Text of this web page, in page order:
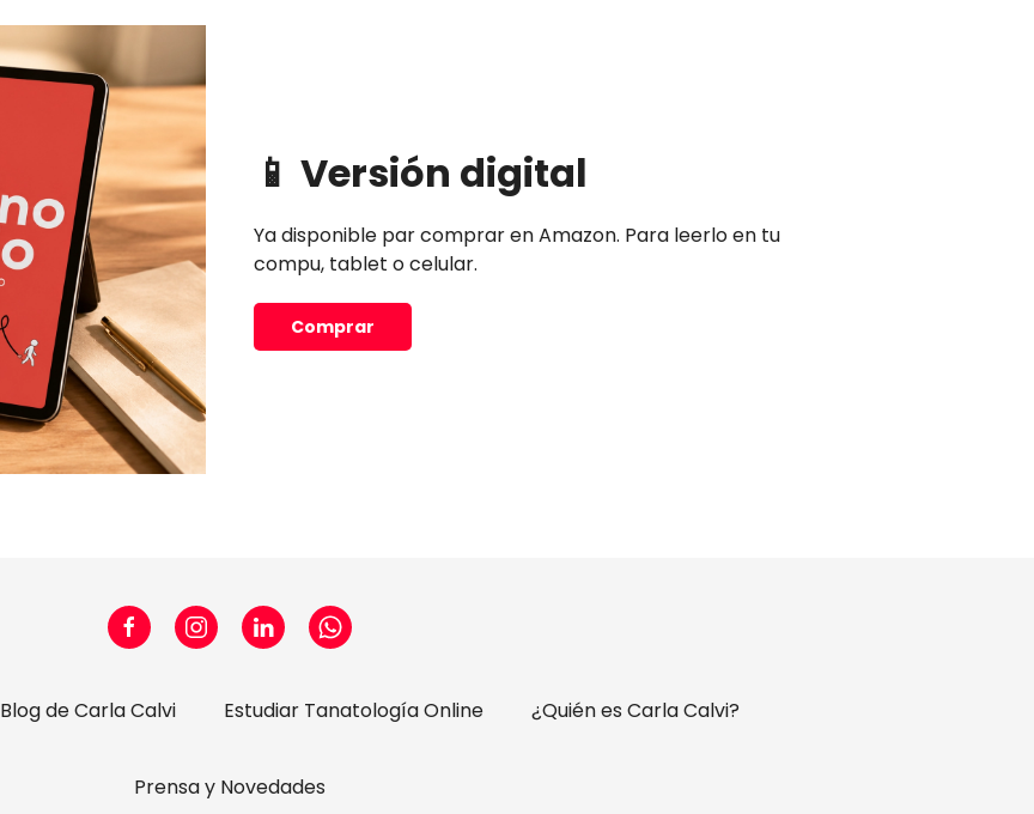
📱 Versión digital
Ya disponible par comprar en Amazon. Para leerlo en tu
compu, tablet o celular.
Comprar
Blog de Carla Calvi Estudiar Tanatología Online ¿Quién es Carla Calvi?
Prensa y Novedades